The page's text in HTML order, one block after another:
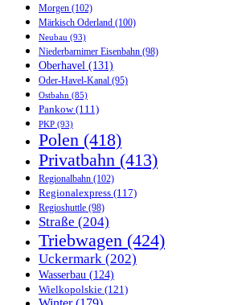
Morgen (102)
Märkisch Oderland (100)
Neubau (93)
Niederbarnimer Eisenbahn (98)
Oberhavel (131)
Oder-Havel-Kanal (95)
Ostbahn (85)
Pankow(111)
PKP (93)
Polen (418)
Privatbahn (413)
Regionalbahn (102)
Regionalexpress (117)
Regioshuttle (98)
Straße (204)
Triebwagen (424)
Uckermark (202)
Wasserbau (124)
Wielkopolskie (121)